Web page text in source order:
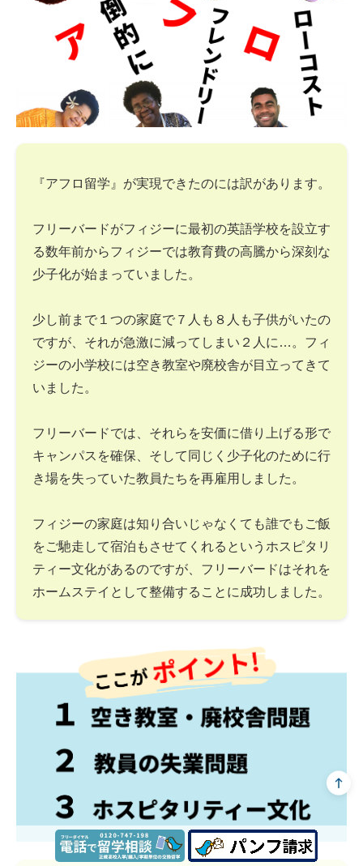
『アフロ留学』が実現できたのには訳があります。
フリーバードがフィジーに最初の英語学校を設立す
る数年前からフィジーでは教育費の高騰から深刻な
少子化が始まっていました。
少し前まで１つの家庭で７人も８人も子供がいたの
ですが、それが急激に減ってしまい２人に…。フィ
ジーの小学校には空き教室や廃校舎が目立ってきて
いました。
フリーバードでは、それらを安価に借り上げる形で
キャンパスを確保、そして同じく少子化のために行
き場を失っていた教員たちを再雇用しました。
フィジーの家庭は知り合いじゃなくても誰でもご飯
をご馳走して宿泊もさせてくれるというホスピタリ
ティー文化があるのですが、フリーバードはそれを
ホームステイとして整備することに成功しました。